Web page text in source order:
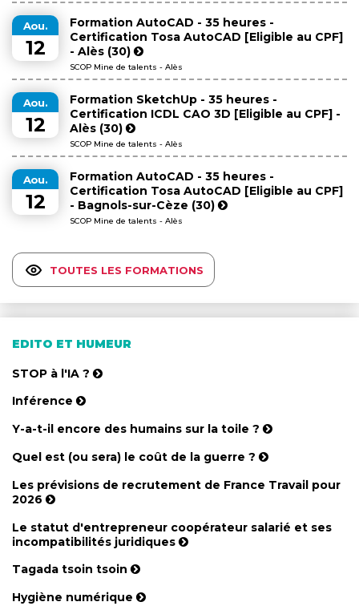
Aou.
12
Formation AutoCAD - 35 heures -
Certification Tosa AutoCAD [Eligible au CPF]
- Alès (30)
SCOP Mine de talents - Alès
Aou.
12
Formation SketchUp - 35 heures -
Certification ICDL CAO 3D [Eligible au CPF] -
Alès (30)
SCOP Mine de talents - Alès
Aou.
12
Formation AutoCAD - 35 heures -
Certification Tosa AutoCAD [Eligible au CPF]
- Bagnols-sur-Cèze (30)
SCOP Mine de talents - Alès
TOUTES LES FORMATIONS
EDITO ET HUMEUR
STOP à l'IA ?
Inférence
Y-a-t-il encore des humains sur la toile ?
Quel est (ou sera) le coût de la guerre ?
Les prévisions de recrutement de France Travail pour
2026
Le statut d'entrepreneur coopérateur salarié et ses
incompatibilités juridiques
Tagada tsoin tsoin
Hygiène numérique